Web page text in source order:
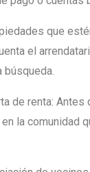
que
el
búsqueda.
de renta:
la comunidad